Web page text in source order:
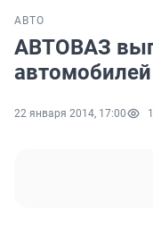
АВТО
АВТОВАЗ
22 января 2014, 17:00